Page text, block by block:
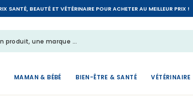
SANTÉ, BEAUTÉ ET VÉTÉRINAIRE POUR ACHETER AU MEILLEUR PRIX !
MAMAN & BÉBÉ BIEN-ÊTRE & SANTÉ VÉTÉRINAIRE